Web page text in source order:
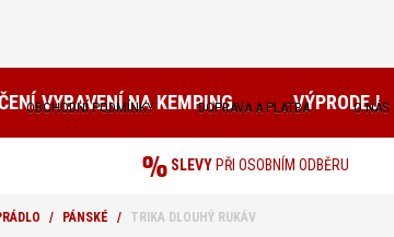
OBCHODNÍ PODMÍNKY DOPRAVA A PLATBA O NÁS
VYBAVENÍ NA KEMPING VÝPRODEJ
SLEVYPŘI OSOBNÍM ODBĚRU
PÁNSKÉ TRIKA DLOUHÝ RUKÁV